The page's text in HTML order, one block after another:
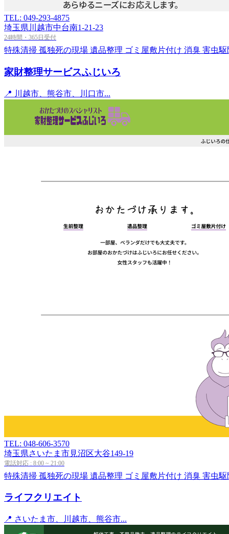
TEL: 049-293-4875
埼玉県川越市中台南1-21-23
24時間・365日受付
特殊清掃 孤独死の現場 遺品整理 ゴミ屋敷片付け 消臭 害虫駆
家財整理サービスふじいろ
📍 川越市、熊谷市、川口市...
TEL: 048-606-3570
埼玉県さいたま市見沼区大谷149-19
電話対応 : 8:00 ~ 21:00
特殊清掃 孤独死の現場 遺品整理 ゴミ屋敷片付け 消臭 害虫駆
ライフクリエイト
📍 さいたま市、川越市、熊谷市...